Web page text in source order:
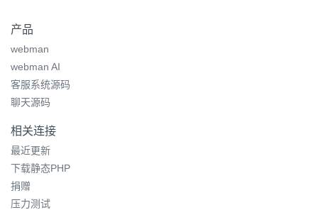
产品
webman
webman AI
客服系统源码
聊天源码
相关连接
最近更新
下载静态PHP
捐赠
压力测试